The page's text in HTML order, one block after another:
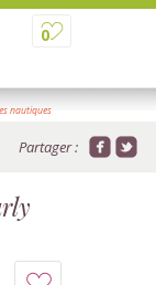
0
nautiques
Partager :